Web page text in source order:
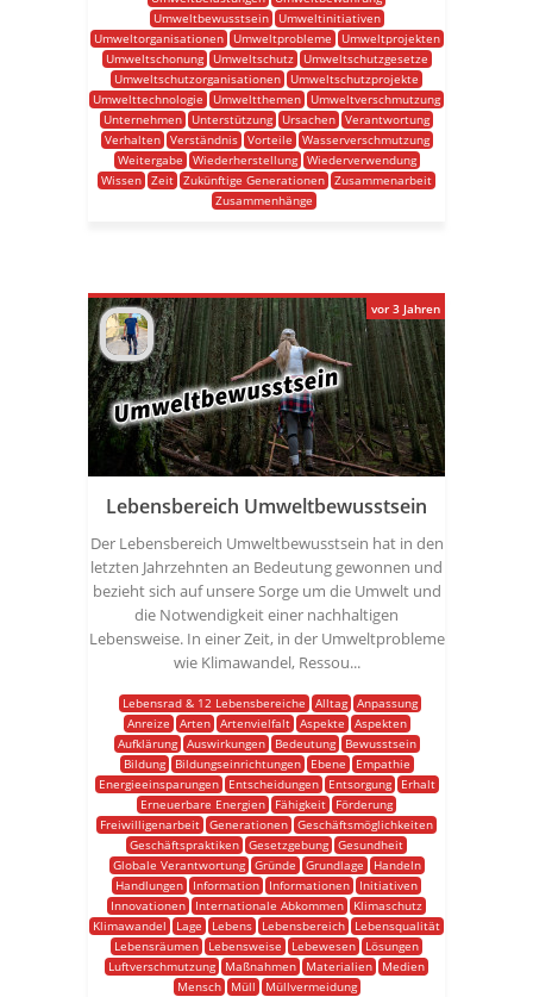
Umweltbewusstsein
Umweltinitiativen
Umweltorganisationen
Umweltprobleme
Umweltprojekten
Umweltschonung
Umweltschutz
Umweltschutzgesetze
Umweltschutzorganisationen
Umweltschutzprojekte
Umwelttechnologie
Umweltthemen
Umweltverschmutzung
Unternehmen
Unterstützung Ursachen Verantwortung
Verhalten
Verständnis Vorteile
Wasserverschmutzung
Weitergabe
Wiederherstellung
Wiederverwendung
Wissen Zeit Zukünftige Generationen Zusammenarbeit
Zusammenhänge
Lebensbereich Umweltbewusstsein
Der Lebensbereich Umweltbewusstsein hat in den
letzten Jahrzehnten an Bedeutung gewonnen und
bezieht sich auf unsere Sorge um die Umwelt und
die Notwendigkeit einer nachhaltigen
Lebensweise. In einer Zeit, in der Umweltprobleme
wie Klimawandel, Ressou...
Lebensrad & 12 Lebensbereiche Alltag
Anpassung
Anreize
Arten Artenvielfalt Aspekte
Aspekten
Aufklärung
Auswirkungen Bedeutung
Bewusstsein
Bildung
Bildungseinrichtungen Ebene
Empathie
Energieeinsparungen
Entscheidungen Entsorgung
Erhalt
Erneuerbare Energien
Fähigkeit
Förderung
Freiwilligenarbeit Generationen Geschäftsmöglichkeiten
Geschäftspraktiken Gesetzgebung Gesundheit
Globale Verantwortung
Gründe Grundlage
Handeln
Handlungen
Information Informationen
Initiativen
Innovationen
Internationale Abkommen
Klimaschutz
Klimawandel
Lage Lebens Lebensbereich
Lebensqualität
Lebensräumen
Lebensweise Lebewesen
Lösungen
Luftverschmutzung
Maßnahmen Materialien
Medien
Mensch
Müll
Müllvermeidung
vor 3 Jahren